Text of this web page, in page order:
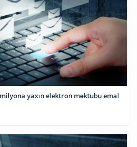
yaxın elektron məktubu emal